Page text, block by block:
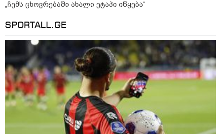
მკვეთრად შეიცვალა - რომელ
ქვეყნებშია ბენზინი ყველაზე
ძვირი და ყველაზე იაფი
09:05 / 07-08-2026
მკვლელობა პირდაპირ ეთერში:
ცნობილ "ტიკტოკერს" ლაივის
დროს ესროლეს, ის ადგილზე
გარდაიცვალა - რას ამბობს
მომხდარზე მექსიკის პოლიცია
„ჩემს ცხოვრებაში ახალი ეტაპი იწყება“
SPORTALL.GE